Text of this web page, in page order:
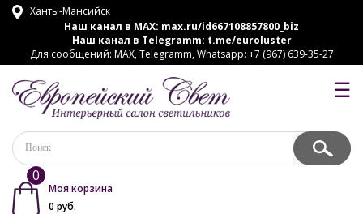
Ханты-Мансийск
Наш канал в MAX: max.ru/id667108857800_biz
Наш канал в Telegramm: t.me/euroluster
Для сообщений: MAX, Telegramm, Whatsapp: +7 (967) 639-35-27
☰
0
Моя корзина
0 руб.